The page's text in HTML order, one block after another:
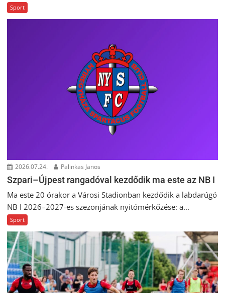
Sport
2026.07.24. Palinkas Janos
Szpari–Újpest rangadóval kezdődik ma este az NB I
Ma este 20 órakor a Városi Stadionban kezdődik a labdarúgó
NB I 2026–2027-es szezonjának nyitómérkőzése: a...
Sport